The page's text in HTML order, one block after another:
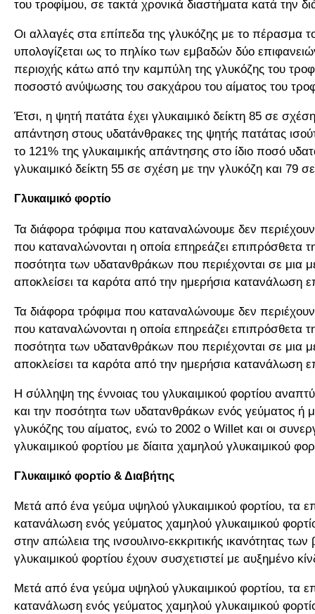
του τροφίμου, σε τακτά χρονικά διαστήματα κατά την
Οι αλλαγές στα επίπεδα της γλυκόζης με το πέρασμα
υπολογίζεται ως το πηλίκο των εμβαδών δύο
περιοχής κάτω από την καμπύλη της γλυκόζης του
ποσοστό ανύψωσης του σακχάρου του αίματος του
Έτσι, η ψητή πατάτα έχει γλυκαιμικό δείκτη 85 σε
απάντηση στους υδατάνθρακες της ψητής πατάτας
το 121% της γλυκαιμικής απάντησης στο ίδιο ποσό
γλυκαιμικό δείκτη 55 σε σχέση με την γλυκόζη και 79
Γλυκαιμικό φορτίο
Τα διάφορα τρόφιμα που καταναλώνουμε δεν
που καταναλώνονται η οποία επηρεάζει επιπρόσθετα
ποσότητα των υδατανθράκων που περιέχονται σε μια
αποκλείσει τα καρότα από την ημερήσια κατανάλωση
Τα διάφορα τρόφιμα που καταναλώνουμε δεν
που καταναλώνονται η οποία επηρεάζει επιπρόσθετα
ποσότητα των υδατανθράκων που περιέχονται σε μια
αποκλείσει τα καρότα από την ημερήσια κατανάλωση
Η σύλληψη της έννοιας του γλυκαιμικού φορτίου
και την ποσότητα των υδατανθράκων ενός γεύματος ή
γλυκόζης του αίματος, ενώ το 2002 ο Willet και οι
γλυκαιμικού φορτίου με δίαιτα χαμηλού γλυκαιμικού
Γλυκαιμικό φορτίο & Διαβήτης
Μετά από ένα γεύμα υψηλού γλυκαιμικού φορτίου, τα
κατανάλωση ενός γεύματος χαμηλού γλυκαιμικού
στην απώλεια της ινσουλινο-εκκριτικής ικανότητας
γλυκαιμικού φορτίου έχουν συσχετιστεί με αυξημένο
Μετά από ένα γεύμα υψηλού γλυκαιμικού φορτίου, τα
κατανάλωση ενός γεύματος χαμηλού γλυκαιμικού